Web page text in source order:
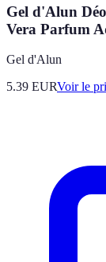
Gel d'Alun
Vera Parfum
Gel d'Alun
5.39 EURVoir le